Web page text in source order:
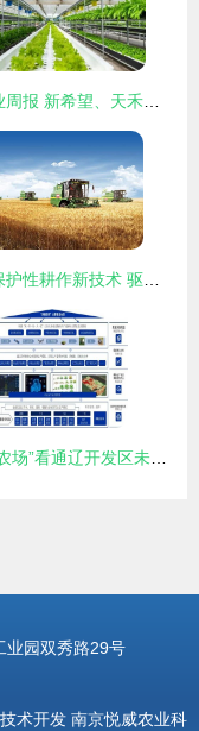
业园双秀路29号
术开发 南京悦威农业科